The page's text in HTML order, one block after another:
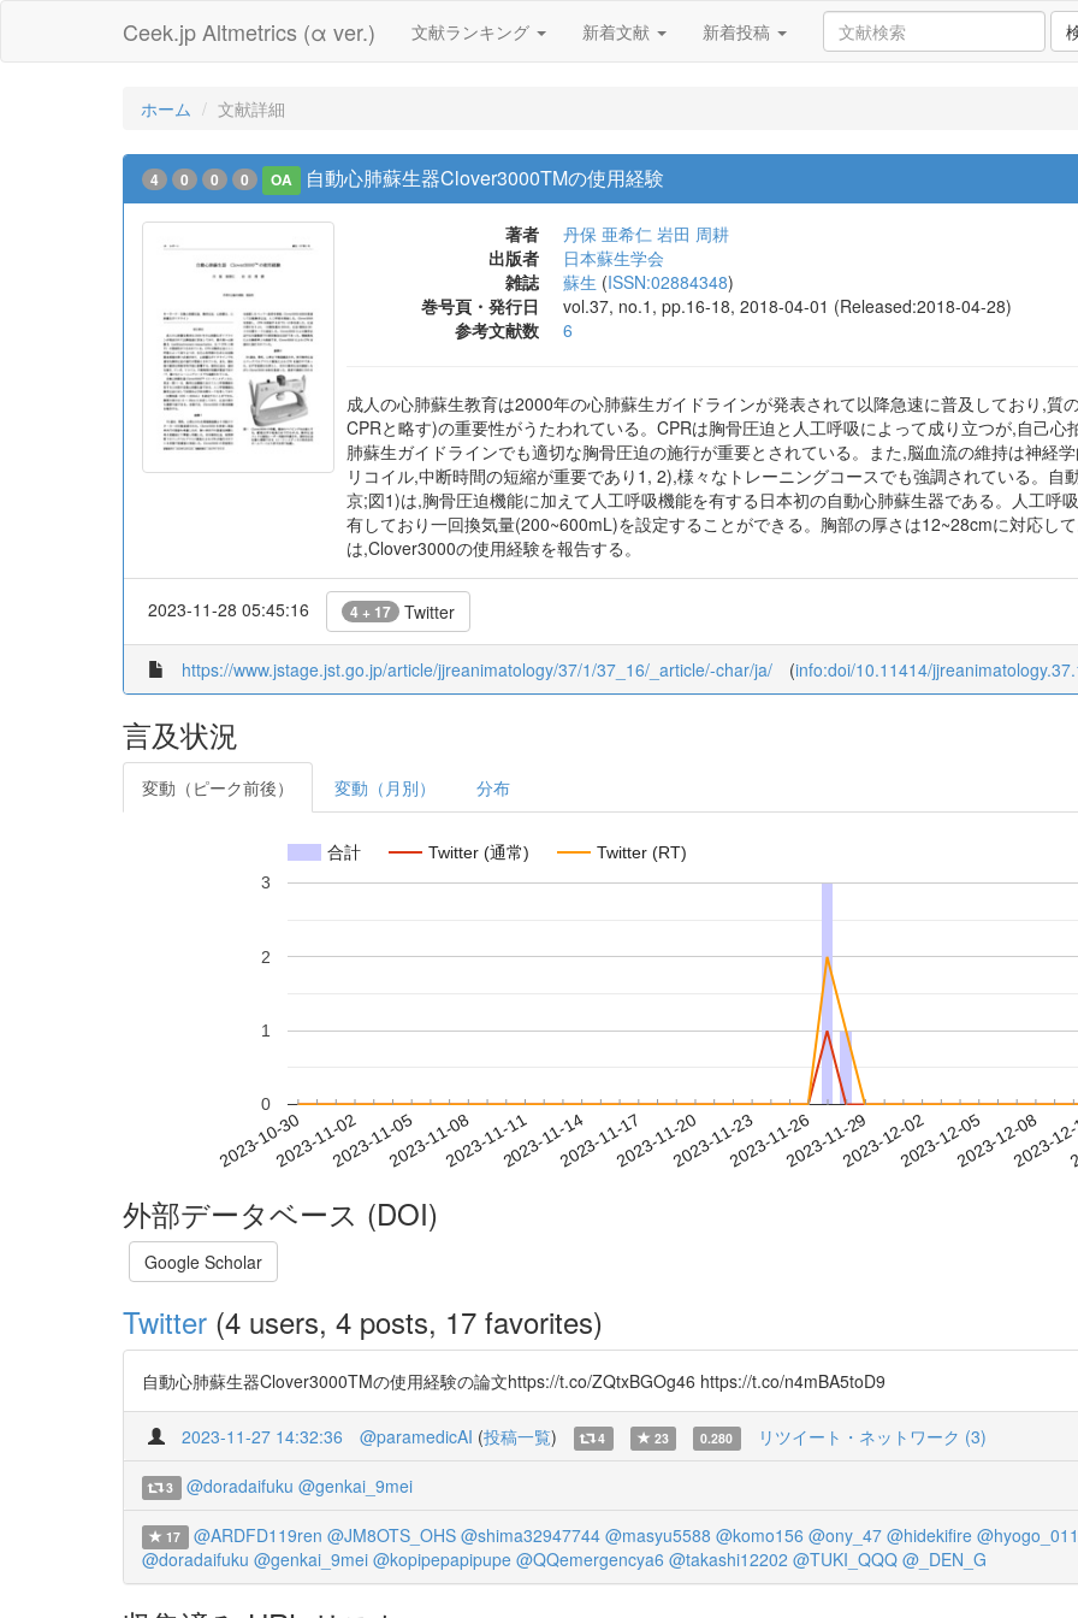
Ceek.jp Altmetrics (α ver.) 文献ランキング 新着文献 新着投稿
ホーム 文献詳細
4 0 0 0 OA 自動心肺蘇生器Clover3000TMの使用経験
著者 丹保 亜希仁 岩田 周耕
出版者
日本蘇生学会
雑誌
蘇生 (ISSN:02884348)
巻号頁・発行日
vol.37, no.1, pp.16-18, 2018-04-01 (Released:2018-04-28)
参考文献数
6
成人の心肺蘇生教育は2000年の心肺蘇生ガイドラインが発表されて以降急速に普及しており,
CPRと略す)の重要性がうたわれている。CPRは胸骨圧迫と人工呼吸によって成り立つが,自己
肺蘇生ガイドラインでも適切な胸骨圧迫の施行が重要とされている。また,脳血流の維持は神経
リコイル,中断時間の短縮が重要であり1, 2),様々なトレーニングコースでも強調されている。
京;図1)は,胸骨圧迫機能に加えて人工呼吸機能を有する日本初の自動心肺蘇生器である。人工呼
有しており一回換気量(200~600mL)を設定することができる。胸部の厚さは12~28cmに対応し
は,Clover3000の使用経験を報告する。
2023-11-28 05:45:16 4 + 17 Twitter
https://www.jstage.jst.go.jp/article/jjreanimatology/37/1/37_16/_article/-char/ja/ (info:doi/10.11414/
言及状況
変動（ピーク前後） 変動（月別） 分布
合計 Twitter (通常) Twitter (RT)
2023-10-302023-11-022023-11-052023-11-082023-11-112023-11-142023-11-172023-11-202023-11-232023-11-262023-11-292023-12-022023-12-052023-12-08
2023-
0
1
2
3
外部データベース (DOI)
Google Scholar
Twitter (4 users, 4 posts, 17 favorites)
自動心肺蘇生器Clover3000TMの使用経験の論文https://t.co/ZQtxBGOg46 https://t.co/n4mBA5toD9
2023-11-27 14:32:36 @paramedicAI (投稿一覧) 4 23 0.280 リツイート・ネットワーク (3)
3 @doradaifuku @genkai_9mei
17 @ARDFD119ren @JM8OTS_OHS @shima32947744 @masyu5588 @komo156 @ony_47 @hidekifire
@doradaifuku @genkai_9mei @kopipepapipupe @QQemergencya6 @takashi12202 @TUKI_QQQ @_DEN_G